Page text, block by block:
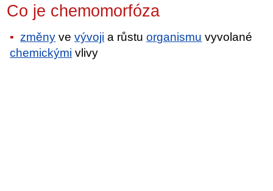
Co je chemomorfóza
změny vevývoji a růstuorganismu vyvolané
chemickými vlivy